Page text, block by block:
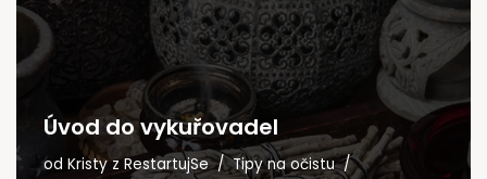
Úvod do vykuřovadel
od Kristy z RestartujSe
Tipy na očistu